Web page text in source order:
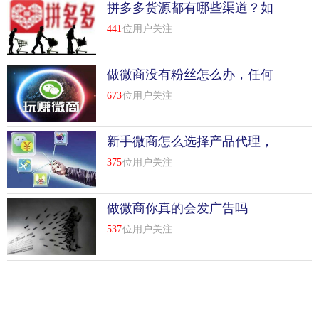
拼多多货源都有哪些渠道？如
何选择比较好
441位用户关注
做微商没有粉丝怎么办，任何
快速加微商粉经验分享
673位用户关注
新手微商怎么选择产品代理，
微商代理产品技巧
375位用户关注
做微商你真的会发广告吗
537位用户关注